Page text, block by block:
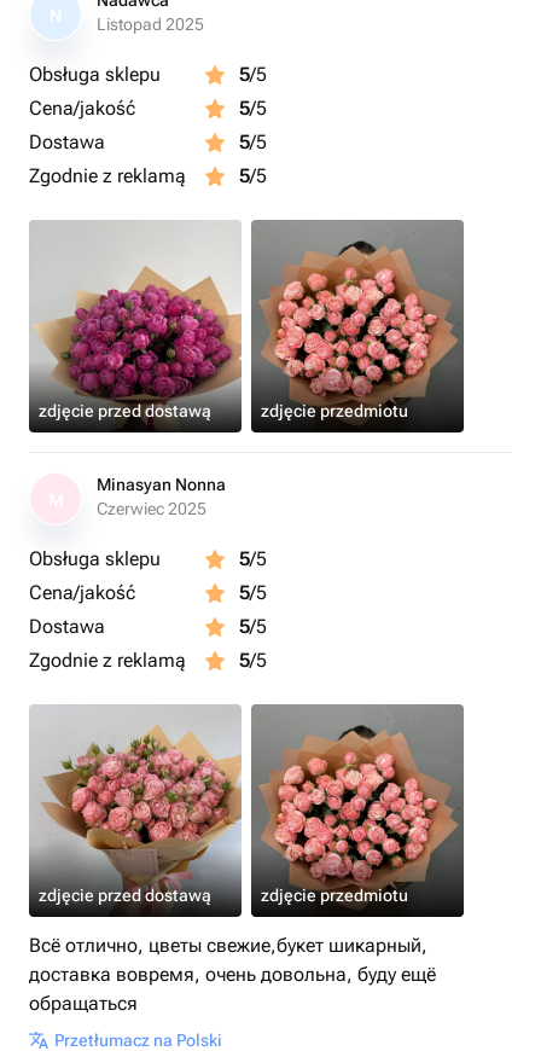
N
Listopad 2025
Obsługa sklepu 5/5
Cena/jakość
5/5
Dostawa
5/5
Zgodnie z reklamą
5/5
zdjęcie przed dostawą zdjęcie przedmiotu
Minasyan Nonna
Czerwiec 2025
Obsługa sklepu 5/5
Cena/jakość
5/5
Dostawa
5/5
Zgodnie z reklamą
5/5
zdjęcie przed dostawą zdjęcie przedmiotu
Всё отлично, цветы свежие,букет шикарный,
доставка вовремя, очень довольна, буду ещё
обращаться
Przetłumacz na Polski